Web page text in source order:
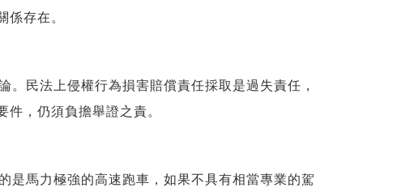
係存在。
民法上侵權行為損害賠償責任採取是過失責任，
，仍須負擔舉證之責。
馬力極強的高速跑車，如果不具有相當專業的駕